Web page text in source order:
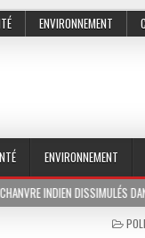
ENVIRONNEMENT
ENVIRONNEMENT
DANS LE COFFRE